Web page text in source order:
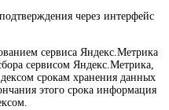
через интерфейс
сервиса Яндекс.Метрика
сервисом Яндекс.Метрика,
срокам хранения данных
этого срока информация